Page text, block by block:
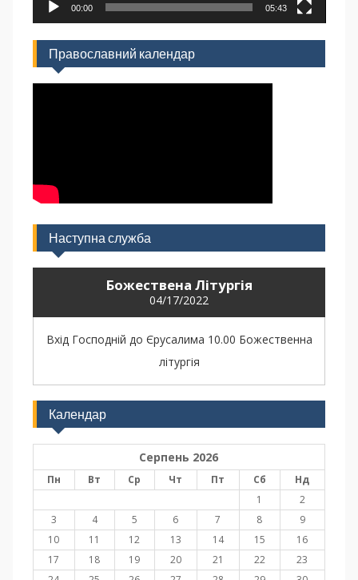
00:00 05:43
Православний календар
Наступна служба
Божествена Літургія
04/17/2022
Вхід Господній до Єрусалима 10.00 Божественна
літургія
Календар
Серпень 2026
Пн Вт Ср Чт Пт Сб
Нд
1
2
3
4 5 6 7 8
9
10
11 12 13 14 15
16
17
18 19 20 21 22
23